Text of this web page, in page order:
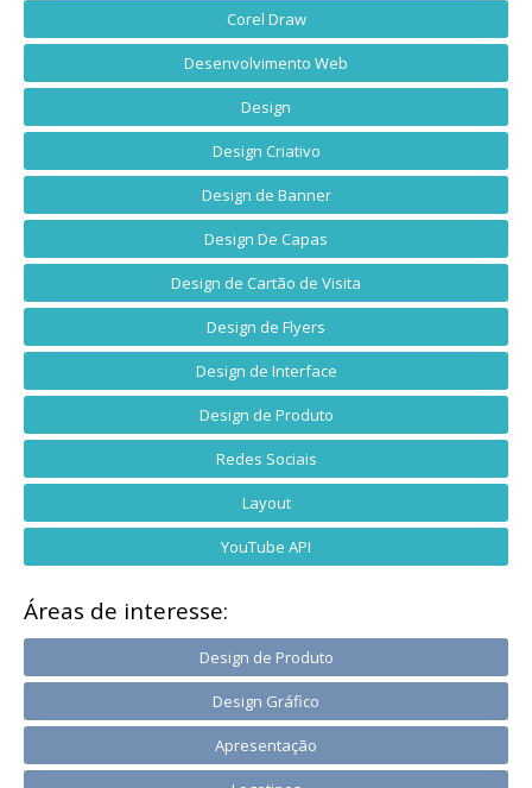
Corel Draw
Desenvolvimento Web
Design
Design Criativo
Design de Banner
Design De Capas
Design de Cartão de Visita
Design de Flyers
Design de Interface
Design de Produto
Redes Sociais
Layout
YouTube API
Áreas de interesse:
Design de Produto
Design Gráfico
Apresentação